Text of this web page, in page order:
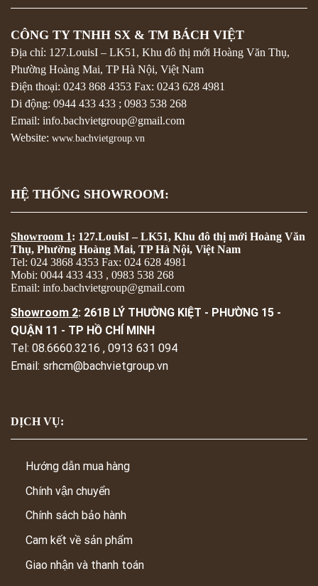
CÔNG TY TNHH SX & TM BÁCH VIỆT
Địa chỉ: 127.LouisI – LK51, Khu đô thị mới Hoàng Văn Thụ,
Phường Hoàng Mai, TP Hà Nội, Việt Nam
Điện thoại: 0243 868 4353 Fax: 0243 628 4981
Di động: 0944 433 433 ; 0983 538 268
Email: info.bachvietgroup@gmail.com
Website: www.bachvietgroup.vn
HỆ THỐNG SHOWROOM:
Showroom 1: 127.LouisI – LK51, Khu đô thị mới Hoàng Văn
Thụ, Phường Hoàng Mai, TP Hà Nội, Việt Nam
Tel: 024 3868 4353 Fax: 024 628 4981
Mobi: 0044 433 433 , 0983 538 268
Email: info.bachvietgroup@gmail.com
Showroom 2: 261B LÝ THƯỜNG KIỆT - PHƯỜNG 15 -
QUẬN 11 - TP HỒ CHÍ MINH
Tel: 08.6660.3216 , 0913 631 094
Email: srhcm@bachvietgroup.vn
DỊCH VỤ:
Hướng dẫn mua hàng
Chính vận chuyển
Chính sách bảo hành
Cam kết về sản phẩm
Giao nhận và thanh toán